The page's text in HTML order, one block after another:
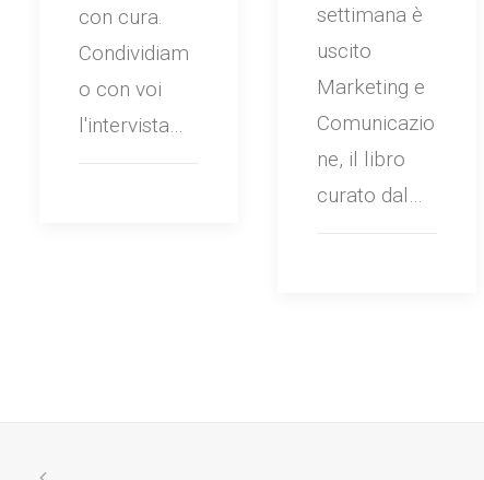
con cura.
Condividiam
o con voi
l'intervista…
settimana è
uscito
Marketing e
Comunicazio
ne, il libro
curato dal…